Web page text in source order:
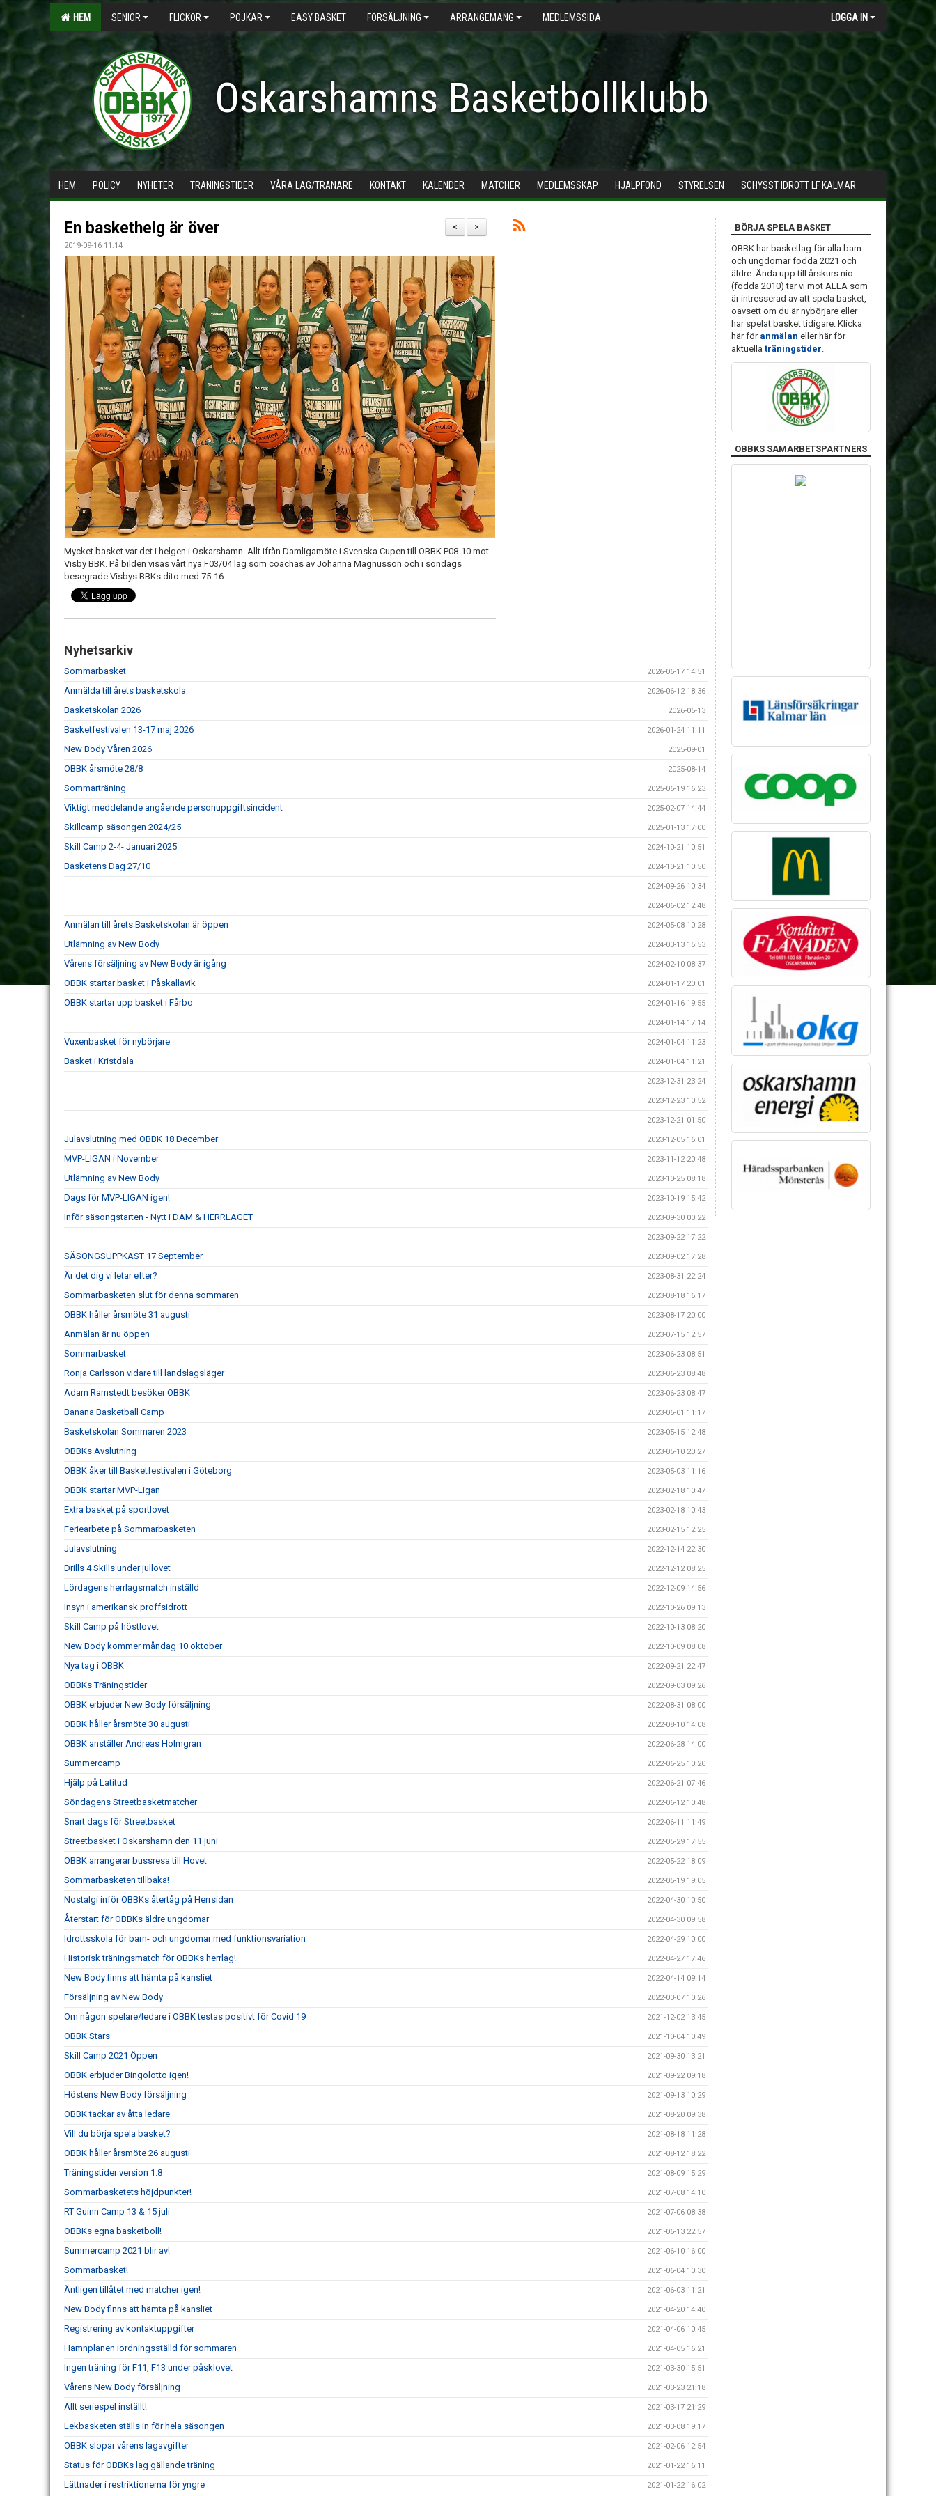
HEM SENIOR FLICKOR POJKAR EASY BASKET FÖRSÄLJNING ARRANGEMANG MEDLEMSSIDA LOGGA IN
Oskarshamns Basketbollklubb
HEM POLICY NYHETER TRÄNINGSTIDER VÅRA LAG/TRÄNARE KONTAKT KALENDER MATCHER MEDLEMSSKAP HJÄLPFOND STYRELSEN SCHYSST IDROTT LF KALMAR
>
<
En baskethelg är över
2019-09-16 11:14
Mycket basket var det i helgen i Oskarshamn. Allt ifrån Damligamöte i Svenska Cupen till OBBK P08-10 mot
Visby BBK. På bilden visas vårt nya F03/04 lag som coachas av Johanna Magnusson och i söndags
besegrade Visbys BBKs dito med 75-16.
Nyhetsarkiv
Sommarbasket 2026-06-17 14:51
Anmälda till årets basketskola 2026-06-12 18:36
Basketskolan 2026 2026-05-13
Basketfestivalen 13-17 maj 2026 2026-01-24 11:11
New Body Våren 2026 2025-09-01
OBBK årsmöte 28/8 2025-08-14
Sommarträning 2025-06-19 16:23
Viktigt meddelande angående personuppgiftsincident 2025-02-07 14:44
Skillcamp säsongen 2024/25 2025-01-13 17:00
Skill Camp 2-4- Januari 2025 2024-10-21 10:51
Basketens Dag 27/10 2024-10-21 10:50
2024-09-26 10:34
2024-06-02 12:48
Anmälan till årets Basketskolan är öppen 2024-05-08 10:28
Utlämning av New Body 2024-03-13 15:53
Vårens försäljning av New Body är igång 2024-02-10 08:37
OBBK startar basket i Påskallavik 2024-01-17 20:01
OBBK startar upp basket i Fårbo 2024-01-16 19:55
2024-01-14 17:14
Vuxenbasket för nybörjare 2024-01-04 11:23
Basket i Kristdala 2024-01-04 11:21
2023-12-31 23:24
2023-12-23 10:52
2023-12-21 01:50
Julavslutning med OBBK 18 December 2023-12-05 16:01
MVP-LIGAN i November 2023-11-12 20:48
Utlämning av New Body 2023-10-25 08:18
Dags för MVP-LIGAN igen! 2023-10-19 15:42
Inför säsongstarten - Nytt i DAM & HERRLAGET 2023-09-30 00:22
2023-09-22 17:22
SÄSONGSUPPKAST 17 September 2023-09-02 17:28
Är det dig vi letar efter? 2023-08-31 22:24
Sommarbasketen slut för denna sommaren 2023-08-18 16:17
OBBK håller årsmöte 31 augusti 2023-08-17 20:00
Anmälan är nu öppen 2023-07-15 12:57
Sommarbasket 2023-06-23 08:51
Ronja Carlsson vidare till landslagsläger 2023-06-23 08:48
Adam Ramstedt besöker OBBK 2023-06-23 08:47
Banana Basketball Camp 2023-06-01 11:17
Basketskolan Sommaren 2023 2023-05-15 12:48
OBBKs Avslutning 2023-05-10 20:27
OBBK åker till Basketfestivalen i Göteborg 2023-05-03 11:16
OBBK startar MVP-Ligan 2023-02-18 10:47
Extra basket på sportlovet 2023-02-18 10:43
Feriearbete på Sommarbasketen 2023-02-15 12:25
Julavslutning 2022-12-14 22:30
Drills 4 Skills under jullovet 2022-12-12 08:25
Lördagens herrlagsmatch inställd 2022-12-09 14:56
Insyn i amerikansk proffsidrott 2022-10-26 09:13
Skill Camp på höstlovet 2022-10-13 08:20
New Body kommer måndag 10 oktober 2022-10-09 08:08
Nya tag i OBBK 2022-09-21 22:47
OBBKs Träningstider 2022-09-03 09:26
OBBK erbjuder New Body försäljning 2022-08-31 08:00
OBBK håller årsmöte 30 augusti 2022-08-10 14:08
OBBK anställer Andreas Holmgran 2022-06-28 14:00
Summercamp 2022-06-25 10:20
Hjälp på Latitud 2022-06-21 07:46
Söndagens Streetbasketmatcher 2022-06-12 10:48
Snart dags för Streetbasket 2022-06-11 11:49
Streetbasket i Oskarshamn den 11 juni 2022-05-29 17:55
OBBK arrangerar bussresa till Hovet 2022-05-22 18:09
Sommarbasketen tillbaka! 2022-05-19 19:05
Nostalgi inför OBBKs återtåg på Herrsidan 2022-04-30 10:50
Återstart för OBBKs äldre ungdomar 2022-04-30 09:58
Idrottsskola för barn- och ungdomar med funktionsvariation 2022-04-29 10:00
Historisk träningsmatch för OBBKs herrlag! 2022-04-27 17:46
New Body finns att hämta på kansliet 2022-04-14 09:14
Försäljning av New Body 2022-03-07 10:26
Om någon spelare/ledare i OBBK testas positivt för Covid 19 2021-12-02 13:45
OBBK Stars 2021-10-04 10:49
Skill Camp 2021 Öppen 2021-09-30 13:21
OBBK erbjuder Bingolotto igen! 2021-09-22 09:18
Höstens New Body försäljning 2021-09-13 10:29
OBBK tackar av åtta ledare 2021-08-20 09:38
Vill du börja spela basket? 2021-08-18 11:28
OBBK håller årsmöte 26 augusti 2021-08-12 18:22
Träningstider version 1.8 2021-08-09 15:29
Sommarbasketets höjdpunkter! 2021-07-08 14:10
RT Guinn Camp 13 & 15 juli 2021-07-06 08:38
OBBKs egna basketboll! 2021-06-13 22:57
Summercamp 2021 blir av! 2021-06-10 16:00
Sommarbasket! 2021-06-04 10:30
Äntligen tillåtet med matcher igen! 2021-06-03 11:21
New Body finns att hämta på kansliet 2021-04-20 14:40
Registrering av kontaktuppgifter 2021-04-06 10:45
Hamnplanen iordningsställd för sommaren 2021-04-05 16:21
Ingen träning för F11, F13 under påsklovet 2021-03-30 15:51
Vårens New Body försäljning 2021-03-23 21:18
Allt seriespel inställt! 2021-03-17 21:29
Lekbasketen ställs in för hela säsongen 2021-03-08 19:17
OBBK slopar vårens lagavgifter 2021-02-06 12:54
Status för OBBKs lag gällande träning 2021-01-22 16:11
Lättnader i restriktionerna för yngre 2021-01-22 16:02
BÖRJA SPELA BASKET
OBBK har basketlag för alla barn
och ungdomar födda 2021 och
äldre. Ända upp till årskurs nio
(födda 2010) tar vi mot ALLA som
är intresserad av att spela basket,
oavsett om du är nybörjare eller
har spelat basket tidigare. Klicka
här för anmälan eller här för
aktuella träningstider.
OBBKS SAMARBETSPARTNERS